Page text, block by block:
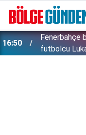
15:37
Peşine düşen